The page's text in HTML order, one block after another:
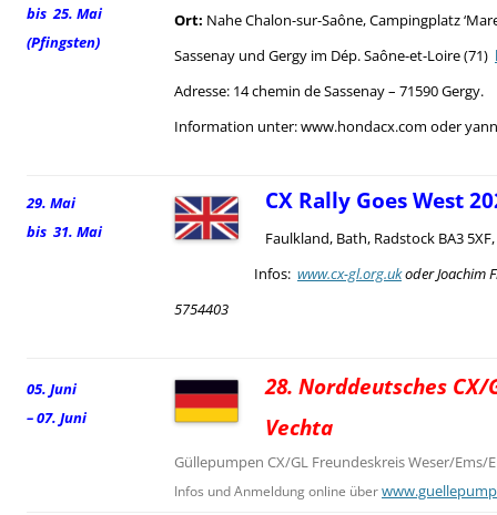
bis 25. Mai
(Pfingsten)
Ort: Nahe Chalon-sur-Saône, Campingplatz
Sassenay und Gergy im Dép. Saône-et-Loire (71)
Adresse: 14 chemin de Sassenay – 71590 Gergy.
Information unter: www.hondacx.com oder
29. Mai
bis 31. Mai
CX Rally Goes West
Faulkland, Bath, Radstock BA3
Infos: www.cx-gl.org.ukoder Joachim
5754403
05. Juni
– 07. Juni
28. Norddeutsches CX/
Vechta
Güllepumpen CX/GL Freundeskreis Weser/Ems/
Infos und Anmeldung online über